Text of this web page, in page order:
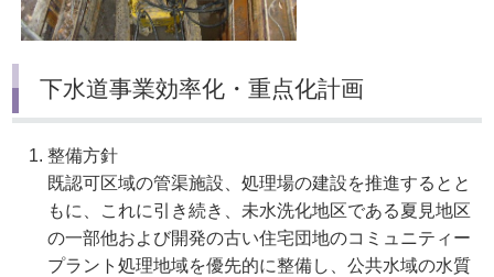
下水道事業効率化・重点化計画
整備方針
既認可区域の管渠施設、処理場の建設を推進するとと
もに、これに引き続き、未水洗化地区である夏見地区
の一部他および開発の古い住宅団地のコミュニティー
プラント処理地域を優先的に整備し、公共水域の水質